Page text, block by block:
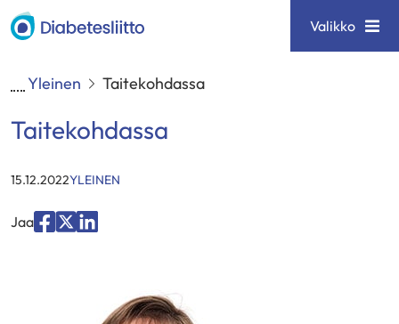
Siirry
sisältöön
Diabetesliitto Valikko
Yleinen Taitekohdassa
Taitekohdassa
15.12.2022KATEGORIAT
YLEINEN
Jaa